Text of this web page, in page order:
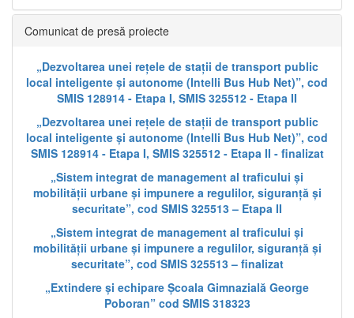
Comunicat de presă proiecte
„Dezvoltarea unei rețele de stații de transport public
local inteligente și autonome (Intelli Bus Hub Net)”, cod
SMIS 128914 - Etapa I, SMIS 325512 - Etapa II
„Dezvoltarea unei rețele de stații de transport public
local inteligente și autonome (Intelli Bus Hub Net)”, cod
SMIS 128914 - Etapa I, SMIS 325512 - Etapa II - finalizat
„Sistem integrat de management al traficului și
mobilității urbane și impunere a regulilor, siguranță și
securitate”, cod SMIS 325513 – Etapa II
„Sistem integrat de management al traficului și
mobilității urbane și impunere a regulilor, siguranță și
securitate”, cod SMIS 325513 – finalizat
„Extindere și echipare Școala Gimnazială George
Poboran” cod SMIS 318323